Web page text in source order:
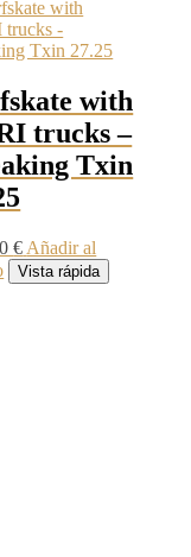
with
trucks –
Txin
€ Añadir al
Vista rápida